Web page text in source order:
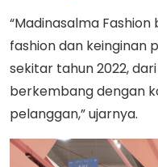
“Madinasalma
fashion dan keinginan
sekitar tahun 2022,
berkembang dengan
pelanggan,” ujarnya.